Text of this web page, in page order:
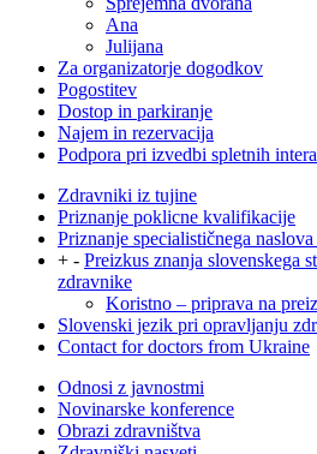
Ana
Julijana
Za organizatorje dogodkov
Pogostitev
Dostop in parkiranje
Najem in rezervacija
Podpora pri izvedbi spletnih
Zdravniki iz tujine
Priznanje poklicne kvalifikacije
Priznanje specialističnega
+ - Preizkus znanja slovenskega
zdravnike
Koristno – priprava na
Slovenski jezik pri opravljanju
Contact for doctors from Ukraine
Odnosi z javnostmi
Novinarske konference
Obrazi zdravništva